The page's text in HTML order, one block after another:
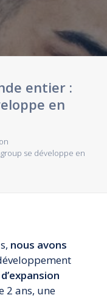
entier :
en
se développe en
nous avons
2 ans, une